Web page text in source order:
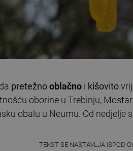
pretežnooblačno i kišovito
oborine u Trebinju,
obalu u Neumu. Od nedjelje
TEKST SE NASTAVLJA ISPOD